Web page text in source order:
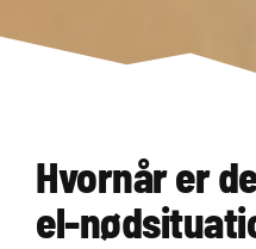
Hvornår er
el-